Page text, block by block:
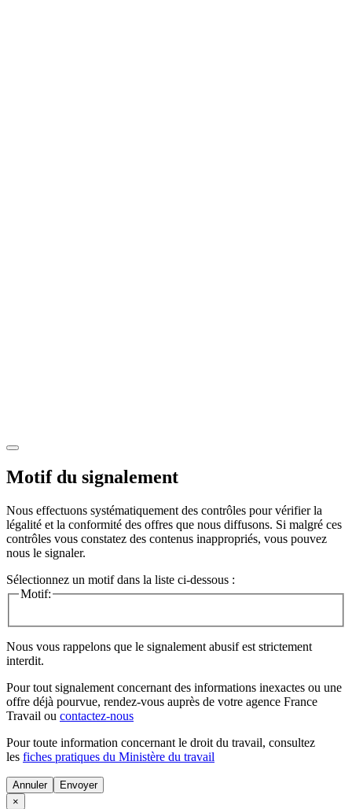
Motif du signalement
Nous effectuons systématiquement des contrôles pour vérifier la
légalité et la conformité des offres que nous diffusons. Si malgré ces
contrôles vous constatez des contenus inappropriés, vous pouvez
nous le signaler.
Sélectionnez un motif dans la liste ci-dessous :
Motif:
Nous vous rappelons que le signalement abusif est strictement
interdit.
Pour tout signalement concernant des informations inexactes ou une
offre déjà pourvue, rendez-vous auprès de votre agence France
Travail ou contactez-nous
Pour toute information concernant le droit du travail, consultez
les fiches pratiques du Ministère du travail
Annuler
×